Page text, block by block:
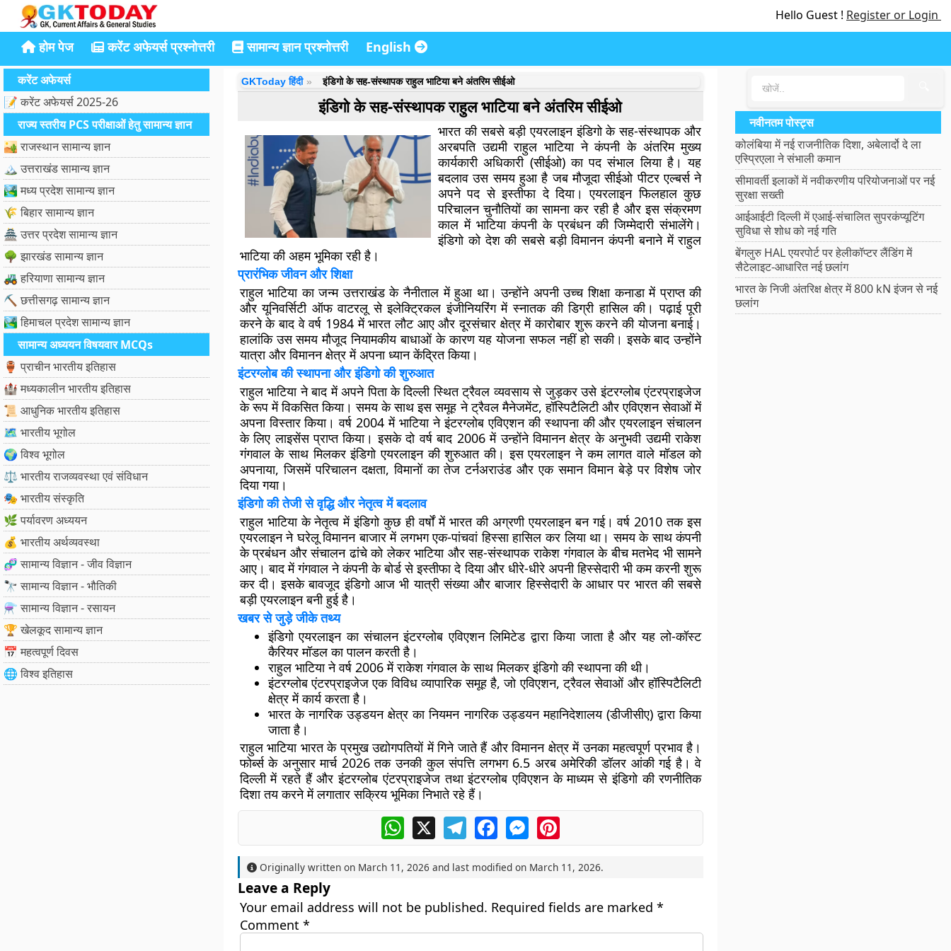
Hello Guest ! Register or Login
होम पेज करेंट अफेयर्स प्रश्नोत्तरी सामान्य ज्ञान प्रश्नोत्तरी English
करेंट अफेयर्स
📝 करेंट अफेयर्स 2025-26
राज्य स्तरीय PCS परीक्षाओं हेतु सामान्य ज्ञान
🏜️ राजस्थान सामान्य ज्ञान
🏔️ उत्तराखंड सामान्य ज्ञान
🏞️ मध्य प्रदेश सामान्य ज्ञान
🌾 बिहार सामान्य ज्ञान
🏯 उत्तर प्रदेश सामान्य ज्ञान
🌳 झारखंड सामान्य ज्ञान
🚜 हरियाणा सामान्य ज्ञान
⛏️ छत्तीसगढ़ सामान्य ज्ञान
🏞️ हिमाचल प्रदेश सामान्य ज्ञान
सामान्य अध्ययन विषयवार MCQs
🏺 प्राचीन भारतीय इतिहास
🏰 मध्यकालीन भारतीय इतिहास
📜 आधुनिक भारतीय इतिहास
🗺️ भारतीय भूगोल
🌍 विश्व भूगोल
⚖️ भारतीय राजव्यवस्था एवं संविधान
🎭 भारतीय संस्कृति
🌿 पर्यावरण अध्ययन
💰 भारतीय अर्थव्यवस्था
🧬 सामान्य विज्ञान - जीव विज्ञान
🔭 सामान्य विज्ञान - भौतिकी
⚗️ सामान्य विज्ञान - रसायन
🏆 खेलकूद सामान्य ज्ञान
📅 महत्वपूर्ण दिवस
🌐 विश्व इतिहास
GKToday हिंदी इंडिगो के सह-संस्थापक राहुल भाटिया बने अंतरिम सीईओ
इंडिगो के सह-संस्थापक राहुल भाटिया बने अंतरिम सीईओ
भारत की सबसे बड़ी एयरलाइन इंडिगो के सह-संस्थापक और
अरबपति उद्यमी राहुल भाटिया ने कंपनी के अंतरिम मुख्य
कार्यकारी अधिकारी (सीईओ) का पद संभाल लिया है। यह
बदलाव उस समय हुआ है जब मौजूदा सीईओ पीटर एल्बर्स ने
अपने पद से इस्तीफा दे दिया। एयरलाइन फिलहाल कुछ
परिचालन चुनौतियों का सामना कर रही है और इस संक्रमण
काल में भाटिया कंपनी के प्रबंधन की जिम्मेदारी संभालेंगे।
इंडिगो को देश की सबसे बड़ी विमानन कंपनी बनाने में राहुल
भाटिया की अहम भूमिका रही है।
प्रारंभिक जीवन और शिक्षा
राहुल भाटिया का जन्म उत्तराखंड के नैनीताल में हुआ था। उन्होंने अपनी उच्च शिक्षा कनाडा में प्राप्त की
और यूनिवर्सिटी ऑफ वाटरलू से इलेक्ट्रिकल इंजीनियरिंग में स्नातक की डिग्री हासिल की। पढ़ाई पूरी
करने के बाद वे वर्ष 1984 में भारत लौट आए और दूरसंचार क्षेत्र में कारोबार शुरू करने की योजना बनाई।
हालांकि उस समय मौजूद नियामकीय बाधाओं के कारण यह योजना सफल नहीं हो सकी। इसके बाद उन्होंने
यात्रा और विमानन क्षेत्र में अपना ध्यान केंद्रित किया।
इंटरग्लोब की स्थापना और इंडिगो की शुरुआत
राहुल भाटिया ने बाद में अपने पिता के दिल्ली स्थित ट्रैवल व्यवसाय से जुड़कर उसे इंटरग्लोब एंटरप्राइजेज
के रूप में विकसित किया। समय के साथ इस समूह ने ट्रैवल मैनेजमेंट, हॉस्पिटैलिटी और एविएशन सेवाओं में
अपना विस्तार किया। वर्ष 2004 में भाटिया ने इंटरग्लोब एविएशन की स्थापना की और एयरलाइन संचालन
के लिए लाइसेंस प्राप्त किया। इसके दो वर्ष बाद 2006 में उन्होंने विमानन क्षेत्र के अनुभवी उद्यमी राकेश
गंगवाल के साथ मिलकर इंडिगो एयरलाइन की शुरुआत की। इस एयरलाइन ने कम लागत वाले मॉडल को
अपनाया, जिसमें परिचालन दक्षता, विमानों का तेज टर्नअराउंड और एक समान विमान बेड़े पर विशेष जोर
दिया गया।
इंडिगो की तेजी से वृद्धि और नेतृत्व में बदलाव
राहुल भाटिया के नेतृत्व में इंडिगो कुछ ही वर्षों में भारत की अग्रणी एयरलाइन बन गई। वर्ष 2010 तक इस
एयरलाइन ने घरेलू विमानन बाजार में लगभग एक-पांचवां हिस्सा हासिल कर लिया था। समय के साथ कंपनी
के प्रबंधन और संचालन ढांचे को लेकर भाटिया और सह-संस्थापक राकेश गंगवाल के बीच मतभेद भी सामने
आए। बाद में गंगवाल ने कंपनी के बोर्ड से इस्तीफा दे दिया और धीरे-धीरे अपनी हिस्सेदारी भी कम करनी शुरू
कर दी। इसके बावजूद इंडिगो आज भी यात्री संख्या और बाजार हिस्सेदारी के आधार पर भारत की सबसे
बड़ी एयरलाइन बनी हुई है।
खबर से जुड़े जीके तथ्य
इंडिगो एयरलाइन का संचालन इंटरग्लोब एविएशन लिमिटेड द्वारा किया जाता है और यह लो-कॉस्ट
कैरियर मॉडल का पालन करती है।
राहुल भाटिया ने वर्ष 2006 में राकेश गंगवाल के साथ मिलकर इंडिगो की स्थापना की थी।
इंटरग्लोब एंटरप्राइजेज एक विविध व्यापारिक समूह है, जो एविएशन, ट्रैवल सेवाओं और हॉस्पिटैलिटी
क्षेत्र में कार्य करता है।
भारत के नागरिक उड्डयन क्षेत्र का नियमन नागरिक उड्डयन महानिदेशालय (डीजीसीए) द्वारा किया
जाता है।
राहुल भाटिया भारत के प्रमुख उद्योगपतियों में गिने जाते हैं और विमानन क्षेत्र में उनका महत्वपूर्ण प्रभाव है।
फोर्ब्स के अनुसार मार्च 2026 तक उनकी कुल संपत्ति लगभग 6.5 अरब अमेरिकी डॉलर आंकी गई है। वे
दिल्ली में रहते हैं और इंटरग्लोब एंटरप्राइजेज तथा इंटरग्लोब एविएशन के माध्यम से इंडिगो की रणनीतिक
दिशा तय करने में लगातार सक्रिय भूमिका निभाते रहे हैं।
WhatsApp
X TelegramFacebookMessengerPinterest
Originally written on March 11, 2026 and last modified on March 11, 2026.
Leave a Reply
Your email address will not be published. Required fields are marked *
Comment *
नवीनतम पोस्ट्स
कोलंबिया में नई राजनीतिक दिशा, अबेलार्दो दे ला
एस्प्रिएला ने संभाली कमान
सीमावर्ती इलाकों में नवीकरणीय परियोजनाओं पर नई
सुरक्षा सख्ती
आईआईटी दिल्ली में एआई-संचालित सुपरकंप्यूटिंग
सुविधा से शोध को नई गति
बेंगलुरु HAL एयरपोर्ट पर हेलीकॉप्टर लैंडिंग में
सैटेलाइट-आधारित नई छलांग
भारत के निजी अंतरिक्ष क्षेत्र में 800 kN इंजन से नई
छलांग